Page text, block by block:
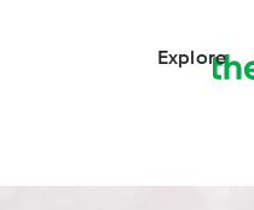
Explore